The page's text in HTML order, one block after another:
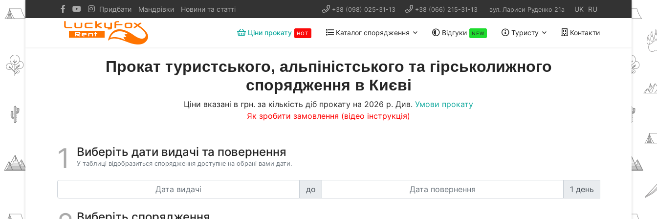
Придбати Мандрівки Новини та статті +38 (098) 025-31-13 +38 (066) 215-31-13 вул. Лариси Руденко 21а UK RU
Ціни прокату HOT Каталог спорядження Відгуки NEW Туристу Контакти
Прокат туристського, альпіністського та гірськолижного
спорядження в Києві
Ціни вказані в грн. за кількість діб прокату на 2026 р. Див. Умови прокату
Як зробити замовлення (відео інструкція)
1 Виберіть дати видачі та повернення
У таблиці відобразиться спорядження доступне на обрані вами дати.
до 1 день